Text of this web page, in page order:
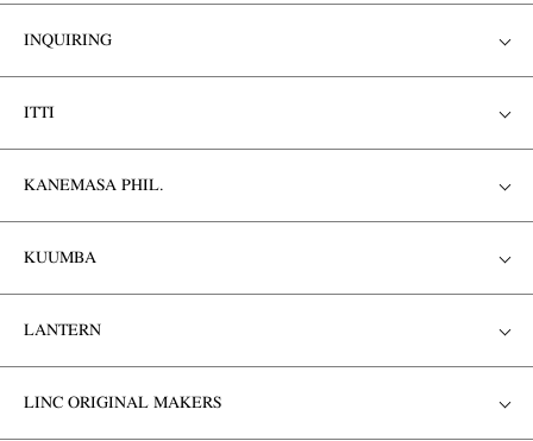
INQUIRING
ITTI
KANEMASA PHIL.
KUUMBA
LANTERN
LINC ORIGINAL MAKERS